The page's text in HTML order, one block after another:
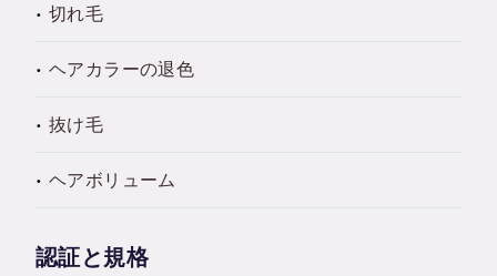
切れ毛
ヘアカラーの退色
抜け毛
ヘアボリューム
認証と規格